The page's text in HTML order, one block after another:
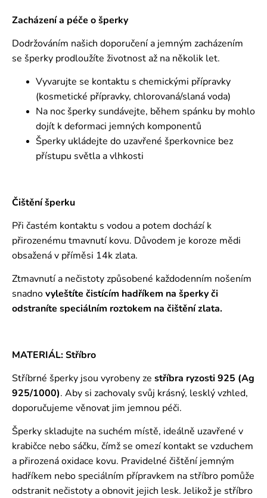
Zacházení a péče o šperky
Dodržováním našich doporučení a jemným zacházením
se šperky prodloužíte životnost až na několik let.
Vyvarujte se kontaktu s chemickými přípravky
(kosmetické přípravky, chlorovaná/slaná voda)
Na noc šperky sundávejte, během spánku by mohlo
dojít k deformaci jemných komponentů
Šperky ukládejte do uzavřené šperkovnice bez
přístupu světla a vlhkosti
Čištění šperku
Při častém kontaktu s vodou a potem dochází k
přirozenému tmavnutí kovu. Důvodem je koroze mědi
obsažená v příměsi 14k zlata.
Ztmavnutí a nečistoty způsobené každodenním nošením
snadnovyleštíte čistícím hadříkem na šperky či
odstraníte speciálním roztokem na čištění zlata.
MATERIÁL: Stříbro
Stříbrné šperky jsou vyrobeny ze stříbra ryzosti 925 (Ag
925/1000). Aby si zachovaly svůj krásný, lesklý vzhled,
doporučujeme věnovat jim jemnou péči.
Šperky skladujte na suchém místě, ideálně uzavřené v
krabičce nebo sáčku, čímž se omezí kontakt se vzduchem
a přirozená oxidace kovu. Pravidelné čištění jemným
hadříkem nebo speciálním přípravkem na stříbro pomůže
odstranit nečistoty a obnovit jejich lesk. Jelikož je stříbro